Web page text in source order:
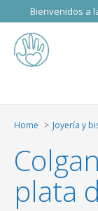
Bienvenidos a
Home Joyería y
plata